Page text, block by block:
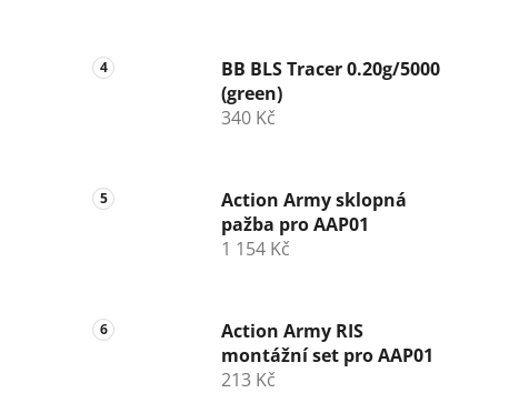
BB BLS Tracer 0.20g/5000
(green)
340 Kč
Action Army sklopná
pažba pro AAP01
1 154 Kč
Action Army RIS
montážní set pro AAP01
213 Kč